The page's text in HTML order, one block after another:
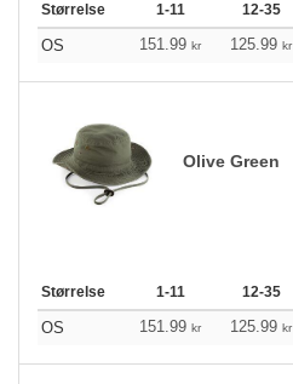
Størrelse 1-11 12-35
OS 151.99 kr 125.99 kr
Olive Green
Størrelse 1-11 12-35
OS 151.99 kr 125.99 kr